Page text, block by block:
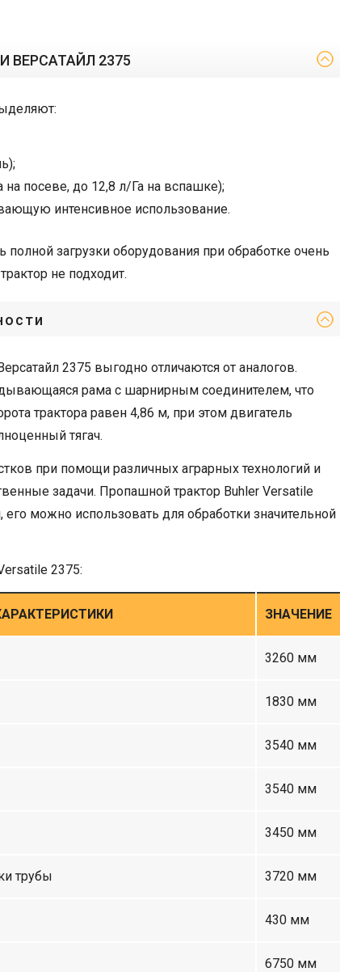
ВЕРСАТАЙЛ 2375
посеве, до 12,8 л/Га на вспашке);
интенсивное использование.
загрузки оборудования при обработке очень
не подходит.
2375 выгодно отличаются от аналогов.
рама с шарнирным соединителем, что
трактора равен 4,86 м, при этом двигатель
тягач.
при помощи различных аграрных технологий и
задачи. Пропашной трактор Buhler Versatile
можно использовать для обработки значительной
2375:
ЗНАЧЕНИЕ
3260 мм
1830 мм
3540 мм
3540 мм
3450 мм
трубы 3720 мм
430 мм
6750 мм